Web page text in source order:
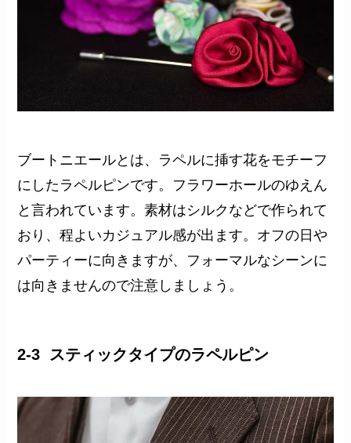
ブートニエールとは、ラペルに挿す花をモチーフ
にしたラペルピンです。フラワーホールのゆえん
と言われています。素材はシルクなどで作られて
おり、程よいカジュアル感が出ます。オフの日や
パーティーに向きますが、フォーマルなシーンに
は向きませんので注意しましょう。
2-3 スティックタイプのラペルピン